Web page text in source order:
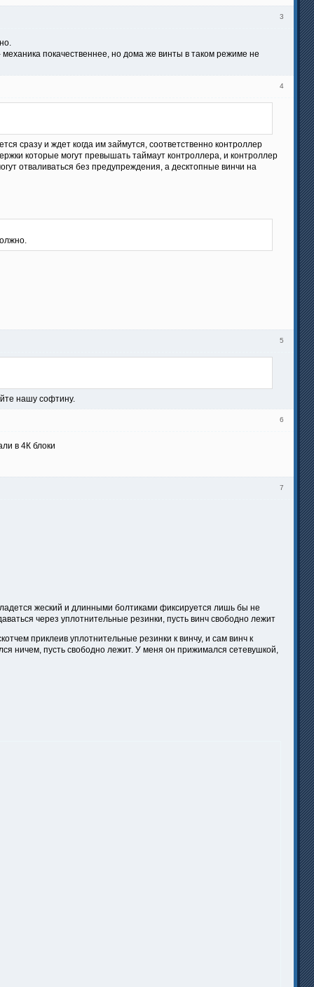
3
покачественнее, но дома же винты в таком режиме не
4
сразу и ждет когда им займутся, соответственно контроллер
которые могут превышать таймаут контроллера, и контроллер
отваливаться без предупреждения, а десктопные винчи на
5
нашу софтину.
6
в 4К блоки
7
жеский и длинными болтиками фиксируется лишь бы не
через уплотнительные резинки, пусть винч свободно лежит
приклеив уплотнительные резинки к винчу, и сам винч к
ничем, пусть свободно лежит. У меня он прижимался сетевушкой,